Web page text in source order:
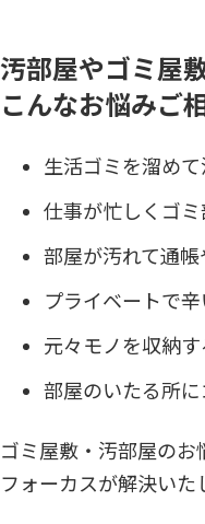
汚部屋やゴミ屋
こんなお悩みご
生活ゴミを溜め
仕事が忙しくゴ
部屋が汚れて通
プライベートで
元々モノを収納
部屋のいたる所
ゴミ屋敷・汚部屋のお
フォーカスが解決いた